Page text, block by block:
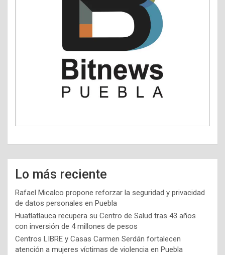
Lo más reciente
Rafael Micalco propone reforzar la seguridad y privacidad
de datos personales en Puebla
Huatlatlauca recupera su Centro de Salud tras 43 años
con inversión de 4 millones de pesos
Centros LIBRE y Casas Carmen Serdán fortalecen
atención a mujeres víctimas de violencia en Puebla